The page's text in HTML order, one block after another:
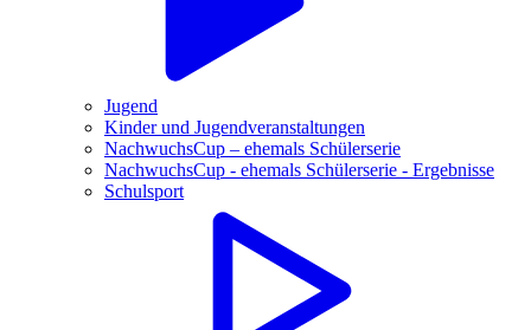
Jugend
Kinder und Jugendveranstaltungen
NachwuchsCup – ehemals Schülerserie
NachwuchsCup - ehemals Schülerserie - Ergebnisse
Schulsport